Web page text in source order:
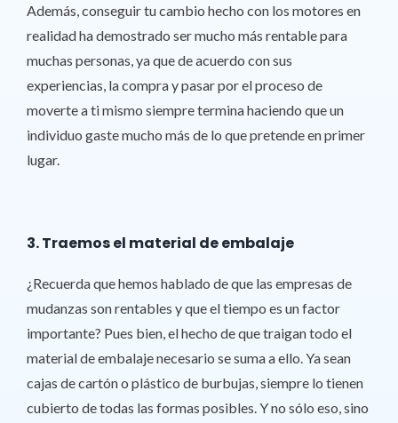
Además, conseguir tu cambio hecho con los motores en
realidad ha demostrado ser mucho más rentable para
muchas personas, ya que de acuerdo con sus
experiencias, la compra y pasar por el proceso de
moverte a ti mismo siempre termina haciendo que un
individuo gaste mucho más de lo que pretende en primer
lugar.
3. Traemos el material de embalaje
¿Recuerda que hemos hablado de que las empresas de
mudanzas son rentables y que el tiempo es un factor
importante? Pues bien, el hecho de que traigan todo el
material de embalaje necesario se suma a ello. Ya sean
cajas de cartón o plástico de burbujas, siempre lo tienen
cubierto de todas las formas posibles. Y no sólo eso, sino